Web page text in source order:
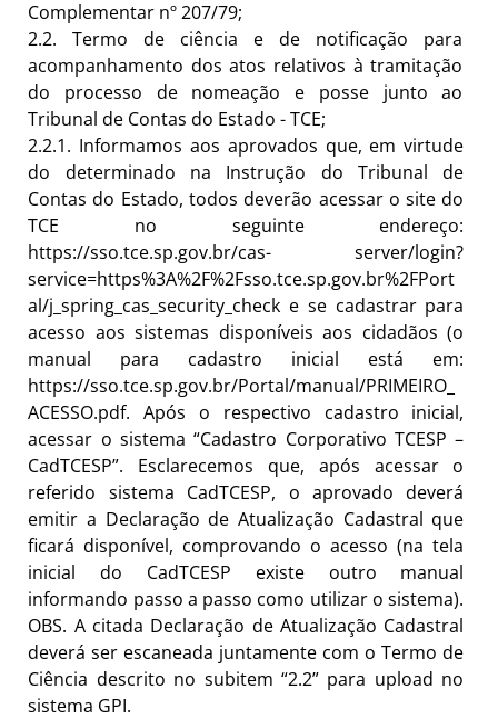
Complementar nº 207/79;
2.2. Termo de ciência e de notificação para
acompanhamento dos atos relativos à tramitação
do processo de nomeação e posse junto ao
Tribunal de Contas do Estado - TCE;
2.2.1. Informamos aos aprovados que, em virtude
do determinado na Instrução do Tribunal de
Contas do Estado, todos deverão acessar o site do
TCE no seguinte endereço:
https://sso.tce.sp.gov.br/cas- server/login?
service=https%3A%2F%2Fsso.tce.sp.gov.br%2FPort
al/j_spring_cas_security_check e se cadastrar para
acesso aos sistemas disponíveis aos cidadãos (o
manual para cadastro inicial está em:
https://sso.tce.sp.gov.br/Portal/manual/PRIMEIRO_
ACESSO.pdf. Após o respectivo cadastro inicial,
acessar o sistema “Cadastro Corporativo TCESP –
CadTCESP”. Esclarecemos que, após acessar o
referido sistema CadTCESP, o aprovado deverá
emitir a Declaração de Atualização Cadastral que
ficará disponível, comprovando o acesso (na tela
inicial do CadTCESP existe outro manual
informando passo a passo como utilizar o sistema).
OBS. A citada Declaração de Atualização Cadastral
deverá ser escaneada juntamente com o Termo de
Ciência descrito no subitem “2.2” para upload no
sistema GPI.